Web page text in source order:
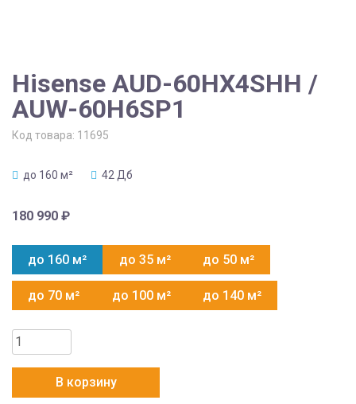
Hisense AUD-60HX4SHH /
AUW-60H6SP1
Код товара: 11695
до 160 м² 42 Дб
180 990 ₽
до 160 м² до 35 м² до 50 м²
до 70 м² до 100 м² до 140 м²
Количество
товара
Hisense
AUD-
В корзину